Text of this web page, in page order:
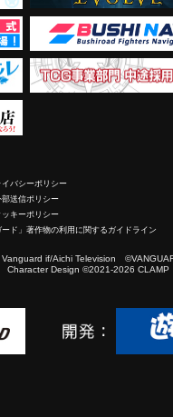
イバシーポリシー
部送信ポリシー
ッキーポリシー
ド」著作物の利用に関するガイドライン
if/Aichi Television
Design ©2021-2026